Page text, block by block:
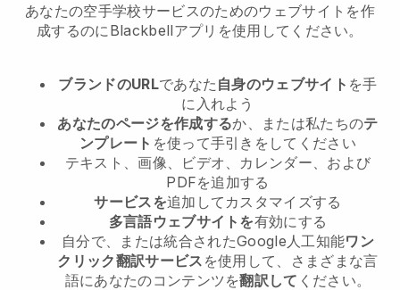
あなたの空手学校サービスのためのウェブサイトを作
成するのにBlackbellアプリを使用してください。
ブランドのURLであなた 自身のウェブサイト を手
に入れよう
あなたのページを作成するか、または私たちのテ
ンプレート を使って手引きをしてください
テキスト、画像、ビデオ、カレンダー、および
PDFを追加する
サービスを追加してカスタマイズする
多言語ウェブサイトを有効にする
自分で、または統合されたGoogle人工知能ワン
クリック翻訳サービス を使用して、さまざまな言
語にあなたのコンテンツを翻訳して ください。